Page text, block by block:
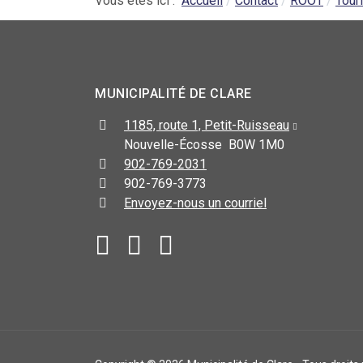
MUNICIPALITÉ DE CLARE
1185, route 1, Petit-Ruisseau
Nouvelle-Écosse B0W 1M0
902-769-2031
902-769-3773
Envoyez-nous un courriel